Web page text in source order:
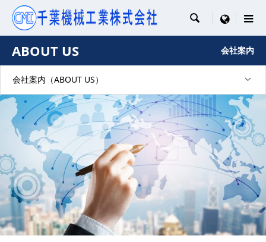
 menu
ABOUT US 会社案内
会社案内（ABOUT US）